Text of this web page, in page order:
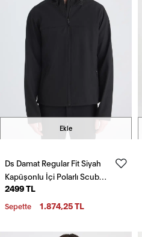
Ekle
Ds Damat Regular Fit Siyah
Kapüşonlu İçi Polarlı Scuba
Mont
2499 TL
Sepette 1.874,25 TL